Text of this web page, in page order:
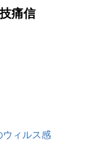
痛信
ウィルス感